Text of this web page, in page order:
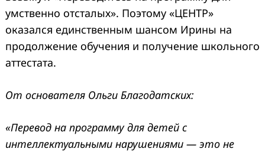
умственно отсталых». Поэтому «ЦЕНТР»
оказался единственным шансом Ирины на
продолжение обучения и получение школьного
аттестата.
От основателя Ольги Благодатских:
«Перевод на программу для детей с
интеллектуальными нарушениями — это не